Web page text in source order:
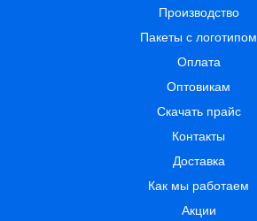
Производство
Пакеты с логотипом
Оплата
Оптовикам
Скачать прайс
Контакты
Доставка
Как мы работаем
Акции